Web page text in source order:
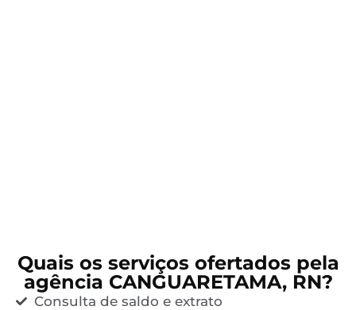
Quais os serviços ofertados pela
agência CANGUARETAMA, RN?
Consulta de saldo e extrato